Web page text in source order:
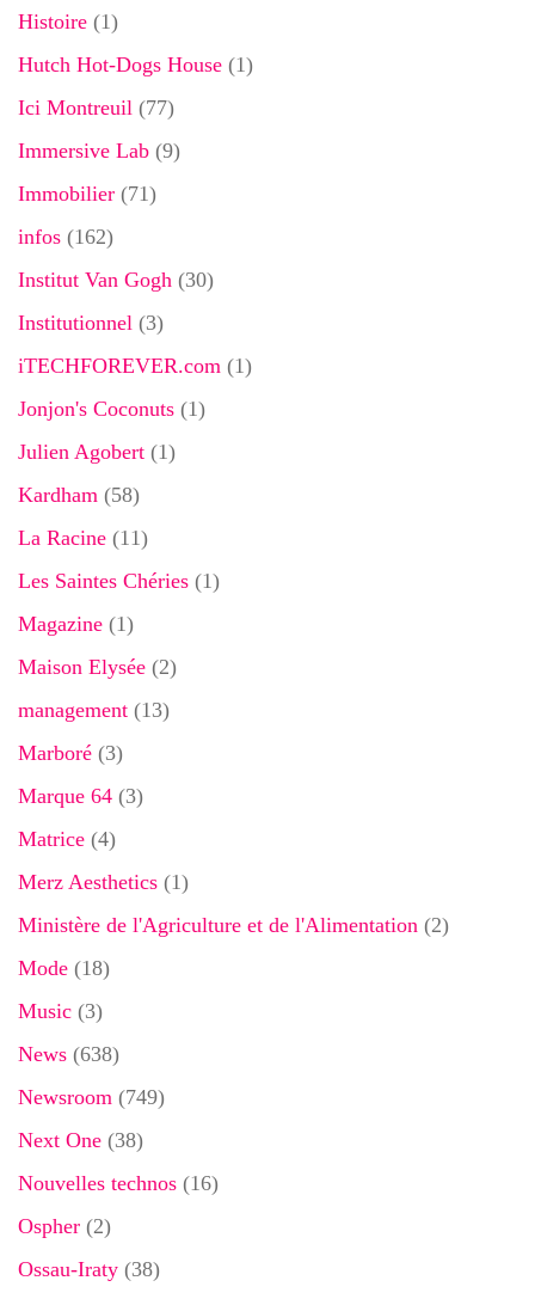
Histoire (1)
Hutch Hot-Dogs House (1)
Ici Montreuil (77)
Immersive Lab (9)
Immobilier (71)
infos (162)
Institut Van Gogh (30)
Institutionnel (3)
iTECHFOREVER.com (1)
Jonjon's Coconuts (1)
Julien Agobert (1)
Kardham (58)
La Racine (11)
Les Saintes Chéries (1)
Magazine (1)
Maison Elysée (2)
management (13)
Marboré (3)
Marque 64 (3)
Matrice (4)
Merz Aesthetics (1)
Ministère de l'Agriculture et de l'Alimentation (2)
Mode (18)
Music (3)
News (638)
Newsroom (749)
Next One (38)
Nouvelles technos (16)
Ospher (2)
Ossau-Iraty (38)